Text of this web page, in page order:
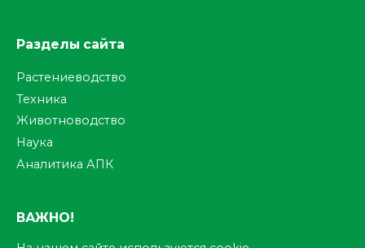
Разделы сайта
Растениеводство
Техника
Животноводство
Наука
Аналитика АПК
ВАЖНО!